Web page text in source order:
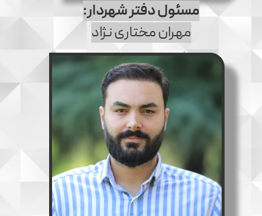
مسئول دفتر شهردار:
مهران مختاری نژاد